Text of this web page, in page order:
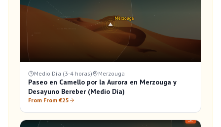
Medio Día (3-4 horas) Merzouga
Paseo en Camello por la Aurora en Merzouga y
Desayuno Bereber (Medio Día)
From From €25